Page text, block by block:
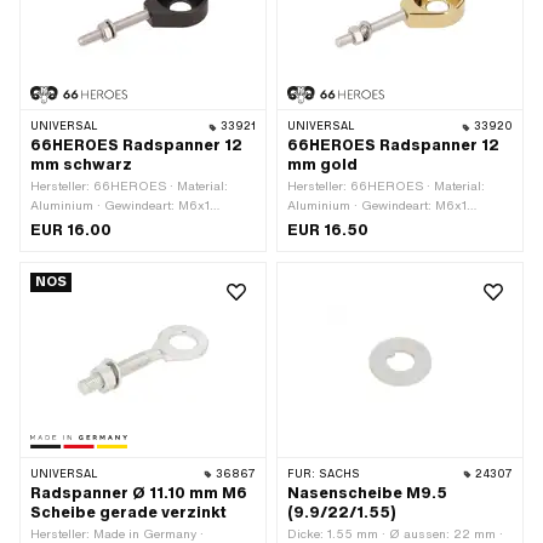
UNIVERSAL 33921
66HEROES Radspanner 12
mm schwarz
Hersteller: 66HEROES · Material:
Aluminium · Gewindeart: M6x1
(Standardgewinde) · Farbe: schwarz-
Gesamtlänge: 44.7 mm ·
EUR 16.00
UNIVERSAL 33920
66HEROES Radspanner 12
mm gold
Hersteller: 66HEROES · Material:
Aluminium · Gewindeart: M6x1
(Standardgewinde) · Farbe: gold · Ø
vergoldet · Gesamtlänge: 44.7 mm ·
EUR 16.50
NOS
UNIVERSAL 36867
Radspanner Ø 11.10 mm M6
Scheibe gerade verzinkt
Hersteller: Made in Germany ·
FÜR: SACHS 24307
Nasenscheibe M9.5
(9.9/22/1.55)
Dicke: 1.55 mm · Ø aussen: 22 mm ·